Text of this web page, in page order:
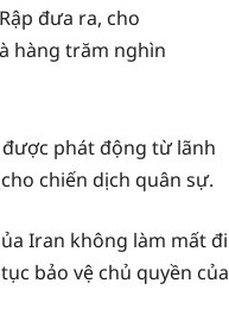
đưa ra, cho
hàng trăm nghìn
phát động từ lãnh
chiến dịch quân sự.
Iran không làm mất đi
bảo vệ chủ quyền của